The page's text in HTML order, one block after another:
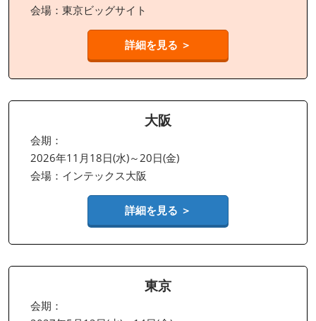
会場：東京ビッグサイト
詳細を見る ＞
大阪
会期：
2026年11月18日(水)～20日(金)
会場：インテックス大阪
詳細を見る ＞
東京
会期：